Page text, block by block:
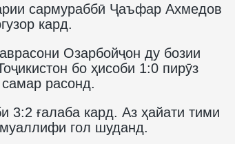
сармураббӣ Ҷаъфар Ахмедов
кард.
Озарбойҷон ду бозии
бо ҳисоби 1:0 пирӯз
расонд.
3:2 ғалаба кард. Аз ҳайати тими
гол шуданд.